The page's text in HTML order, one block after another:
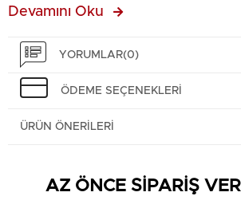
kitabım. Daha önce yazdığım ama
kalemimin sesini paylaşma zamanı
umudumun, inancımın ve iç
yankısı. Yazarken bazen
tebessümlerim satırlara karıştı.
Bu yolculukta en büyük
Devamını Oku
YORUMLAR(0)
ÖDEME SEÇENEKLERI
ÜRÜN ÖNERILERI
AZ ÖNCE SİPARİŞ